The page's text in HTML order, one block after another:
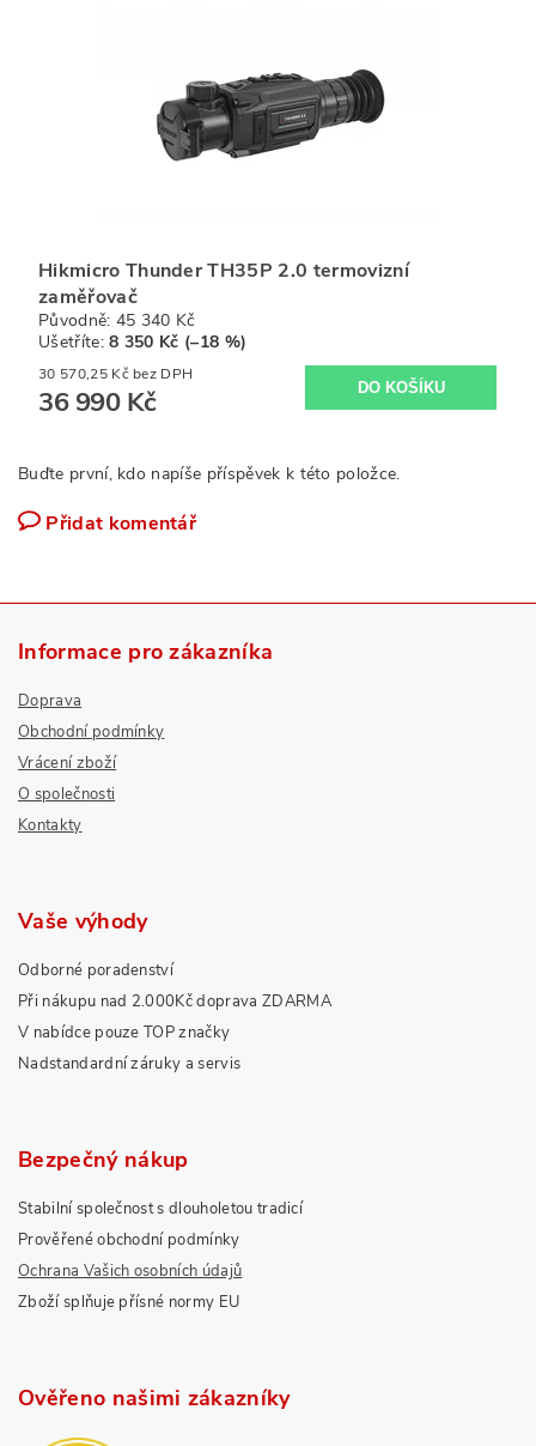
Hikmicro Thunder TH35P 2.0 termovizní
zaměřovač
Původně: 45 340 Kč
Ušetříte:8 350 Kč (–18 %)
30 570,25 Kč bez DPH
36 990 Kč
Buďte první, kdo napíše příspěvek k této položce.
Přidat komentář
Informace pro zákazníka
Doprava
Obchodní podmínky
Vrácení zboží
O společnosti
Kontakty
Vaše výhody
Odborné poradenství
Při nákupu nad 2.000Kč doprava ZDARMA
V nabídce pouze TOP značky
Nadstandardní záruky a servis
Bezpečný nákup
Stabilní společnost s dlouholetou tradicí
Prověřené obchodní podmínky
Ochrana Vašich osobních údajů
Zboží splňuje přísné normy EU
Ověřeno našimi zákazníky